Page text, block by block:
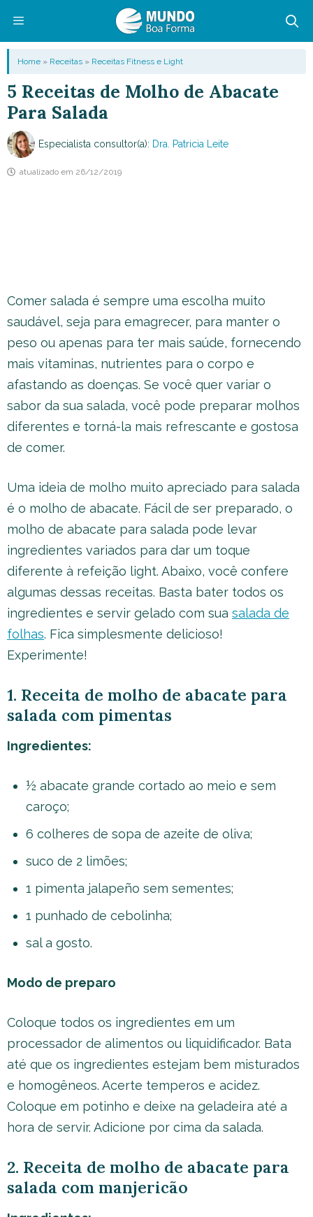
conteúdo
Menu
Home » Receitas » Receitas Fitness e Light
5 Receitas de Molho de Abacate
Para Salada
Especialista consultor(a): Dra. Patricia Leite
atualizado em 26/12/2019
Comer salada é sempre uma escolha muito
saudável, seja para emagrecer, para manter o
peso ou apenas para ter mais saúde, fornecendo
mais vitaminas, nutrientes para o corpo e
afastando as doenças. Se você quer variar o
sabor da sua salada, você pode preparar molhos
diferentes e torná-la mais refrescante e gostosa
de comer.
Uma ideia de molho muito apreciado para salada
é o molho de abacate. Fácil de ser preparado, o
molho de abacate para salada pode levar
ingredientes variados para dar um toque
diferente à refeição light. Abaixo, você confere
algumas dessas receitas. Basta bater todos os
ingredientes e servir gelado com sua salada de
folhas. Fica simplesmente delicioso!
Experimente!
1. Receita de molho de abacate para
salada com pimentas
Ingredientes:
½ abacate grande cortado ao meio e sem
caroço;
6 colheres de sopa de azeite de oliva;
suco de 2 limões;
1 pimenta jalapeño sem sementes;
1 punhado de cebolinha;
sal a gosto.
Modo de preparo
Coloque todos os ingredientes em um
processador de alimentos ou liquidificador. Bata
até que os ingredientes estejam bem misturados
e homogêneos. Acerte temperos e acidez.
Coloque em potinho e deixe na geladeira até a
hora de servir. Adicione por cima da salada.
2. Receita de molho de abacate para
salada com manjericão